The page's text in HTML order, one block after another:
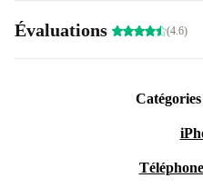
Évaluations (4.6)